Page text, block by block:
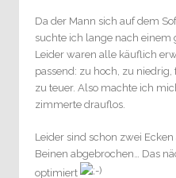
Da der Mann sich auf dem
suchte ich lange nach einem
Leider waren alle käuflich
passend: zu hoch, zu
zu teuer. Also machte ich
zimmerte drauflos.
Leider sind schon zwei
Beinen abgebrochen… Das
optimiert